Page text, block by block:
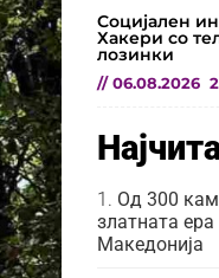
Социјален
Хакери со
лозинки
// 06.08.2026
Од 300
златната
Македонија